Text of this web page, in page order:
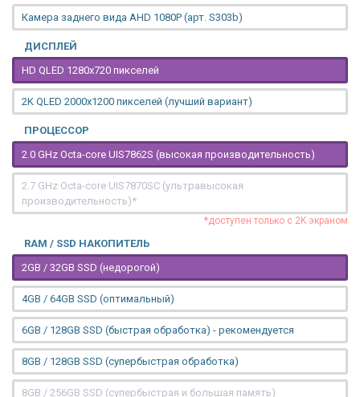
Камера заднего вида AHD 1080P (арт. S303b)
ДИСПЛЕЙ
HD QLED 1280x720 пикселей
2K QLED 2000х1200 пикселей (лучший вариант)
ПРОЦЕССОР
2.0 GHz Octa-core UIS7862S (высокая производительность)
2.7 GHz Octa-core UIS7870SC (ультравысокая
производительность)*
*доступен только с 2K экраном
RAM / SSD НАКОПИТЕЛЬ
2GB / 32GB SSD (недорогой)
4GB / 64GB SSD (оптимальный)
6GB / 128GB SSD (быстрая обработка) - рекомендуется
8GB / 128GB SSD (супербыстрая обработка)
8GB / 256GB SSD (супербыстрая и большая память)